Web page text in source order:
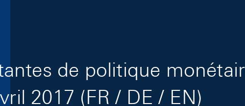
de politique
2017 (FR / DE / EN)